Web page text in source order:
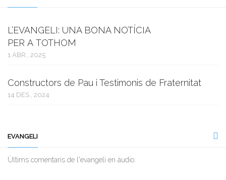
L’EVANGELI: UNA BONA NOTÍCIA
PER A TOTHOM
1 ABR., 2025
Constructors de Pau i Testimonis de Fraternitat
14 DES., 2024
EVANGELI
Ùltims comentaris de l'evangeli en àudio: